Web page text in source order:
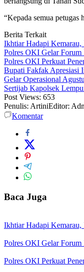
“Kepada semua
Berita Terkait
Ikhtiar Hadapi Kemarau,
Polres OKI Gelar Forum
Polres OKI Perkuat
Bupati Fakfak Apresiasi
Gelar Operasional
Sertijab Kapolsek
Post Views: 653
Penulis: ArtiniEditor:
Komentar
Baca Juga
Ikhtiar Hadapi Kemarau,
Polres OKI Gelar Forum
Polres OKI Perkuat